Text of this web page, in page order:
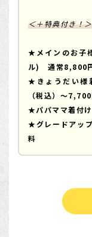
＜＋特典付き！＞
★メインのお子
ル) 通常8,800
★きょうだい
（税込）～
★パパママ着付
★グレードアッ
料